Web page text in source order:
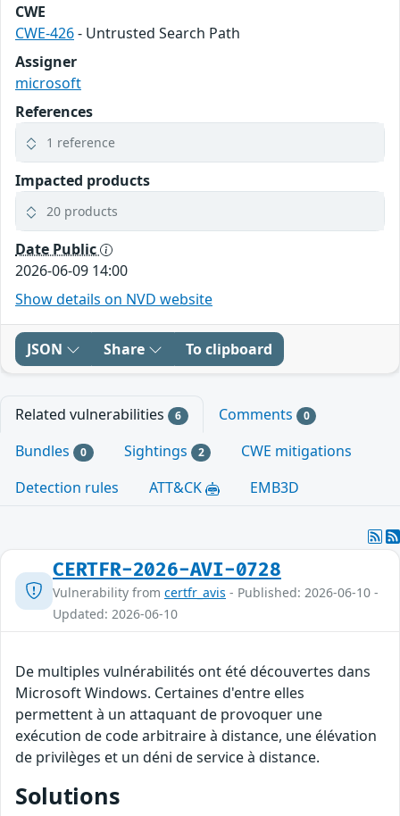
CWE
CWE-426- Untrusted Search Path
Assigner
microsoft
References
1 reference
Impacted products
20 products
Date Public
2026-06-09 14:00
Show details on NVD website
JSON Share To clipboard
Related vulnerabilities 6 Comments 0
Bundles 0 Sightings 2
CWE mitigations
Detection rules
ATT&CK EMB3D
CERTFR-2026-AVI-0728
Vulnerability from certfr_avis - Published: 2026-06-10 -
Updated: 2026-06-10
De multiples vulnérabilités ont été découvertes dans
Microsoft Windows. Certaines d'entre elles
permettent à un attaquant de provoquer une
exécution de code arbitraire à distance, une élévation
de privilèges et un déni de service à distance.
Solutions